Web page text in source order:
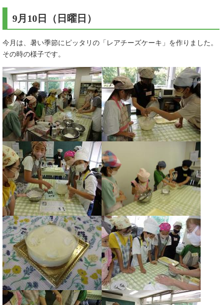
9月10日（日曜日）
今月は、暑い季節にピッタリの「レアチーズケーキ」を作りました。
その時の様子です。